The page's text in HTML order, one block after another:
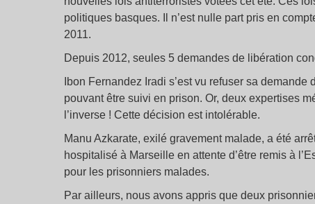
politiques basques. Il n’est nulle part pris en
2011.
Depuis 2012, seules 5 demandes de libération
Ibon Fernandez Iradi s’est vu refuser sa
pouvant être suivi en prison. Or, deux expertises
l’inverse ! Cette décision est intolérable.
Manu Azkarate, exilé gravement malade, a été
hospitalisé à Marseille en attente d’être remis à
pour les prisonniers malades.
Par ailleurs, nous avons appris que deux